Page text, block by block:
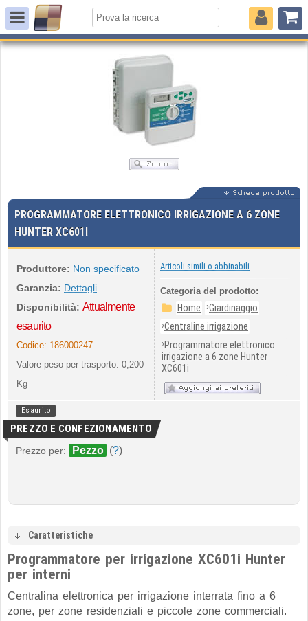
PROGRAMMATORE ELETTRONICO IRRIGAZIONE A 6 ZONE
HUNTER XC601I
Produttore: Non specificato
Garanzia: Dettagli
Disponibilità: Attualmente
esaurito
Codice: 186000247
Valore peso per trasporto: 0,200
Kg
Articoli simili o abbinabili
Categoria del prodotto:
Home ›Giardinaggio
›Centraline irrigazione
›Programmatore elettronico
irrigazione a 6 zone Hunter
XC601i
Esaurito
PREZZO E CONFEZIONAMENTO
Prezzo per: Pezzo (?)
Caratteristiche
Programmatore per irrigazione XC601i Hunter
per interni
Centralina elettronica per irrigazione interrata fino a 6
zone, per zone residenziali e piccole zone commerciali.